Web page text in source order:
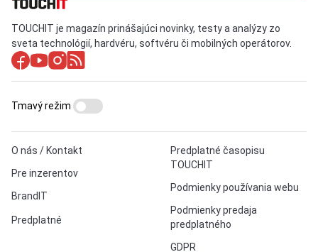
TOUCHIT je magazín prinášajúci novinky, testy a analýzy zo
sveta technológií, hardvéru, softvéru či mobilných operátorov.
O nás / Kontakt
Pre inzerentov
BrandIT
Predplatné
Predplatné časopisu
TOUCHIT
Podmienky používania webu
Podmienky predaja
predplatného
GDPR
Tmavý režim